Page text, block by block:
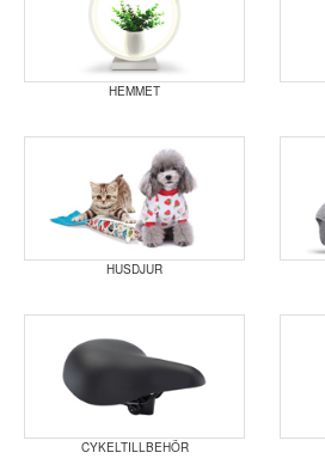
HEMMET
HUSDJUR
CYKELTILLBEHÖR